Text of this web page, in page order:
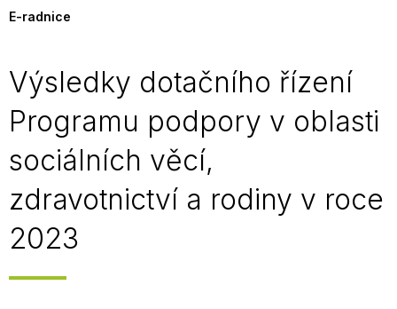
E-radnice
Výsledky dotačního řízení
Programu podpory v oblasti
sociálních věcí,
zdravotnictví a rodiny v roce
2023